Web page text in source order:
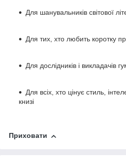
Для шанувальників світової
Для тих, хто любить коротку
Для дослідників і викладачів
Для всіх, хто цінує стиль,
книзі
Приховати